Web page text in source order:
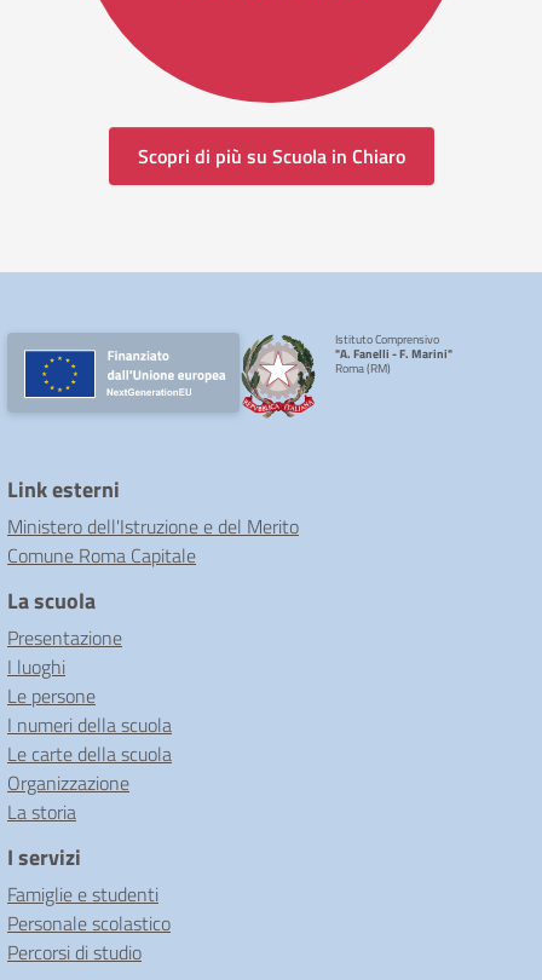
Scopri di più su Scuola in Chiaro
Istituto Comprensivo
"A. Fanelli - F. Marini"
Roma (RM)
Link esterni
Ministero dell'Istruzione e del Merito
Comune Roma Capitale
La scuola
Presentazione
I luoghi
Le persone
I numeri della scuola
Le carte della scuola
Organizzazione
La storia
I servizi
Famiglie e studenti
Personale scolastico
Percorsi di studio